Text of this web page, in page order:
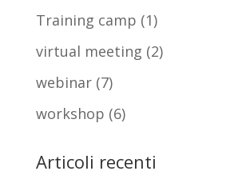
Training camp (1)
virtual meeting (2)
webinar(7)
workshop (6)
Articoli recenti